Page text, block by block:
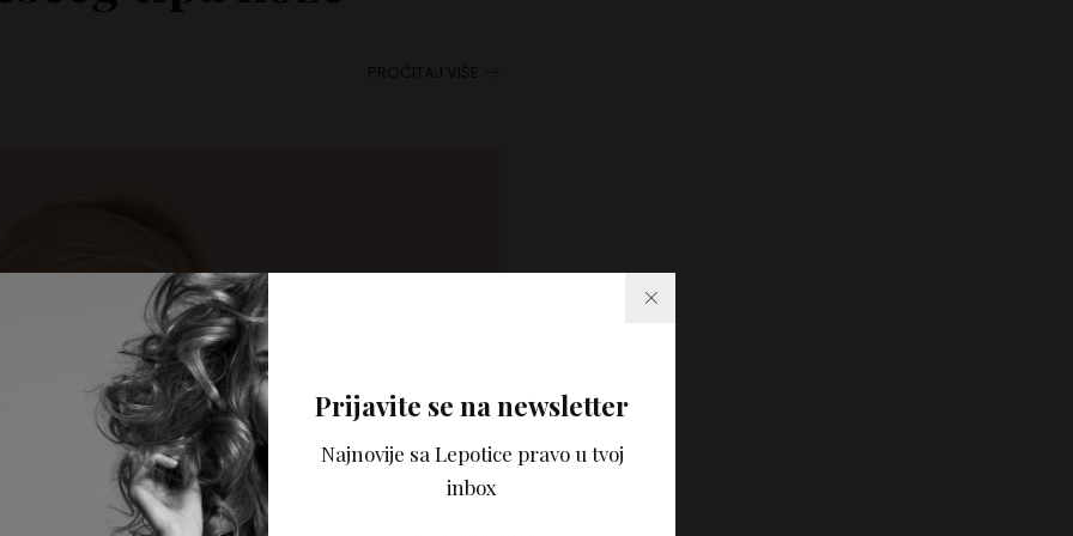
Prijavite se na newsletter
Najnovije sa Lepotice pravo u tvoj
inbox